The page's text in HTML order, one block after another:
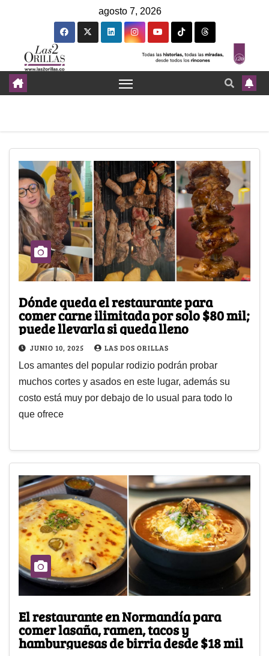
agosto 7, 2026
Dónde queda el restaurante para
comer carne ilimitada por solo $80 mil;
puede llevarla si queda lleno
JUNIO 10, 2025 LAS DOS ORILLAS
Los amantes del popular rodizio podrán probar
muchos cortes y asados en este lugar, además su
costo está muy por debajo de lo usual para todo lo
que ofrece
El restaurante en Normandía para
comer lasaña, ramen, tacos y
hamburguesas de birria desde $18 mil